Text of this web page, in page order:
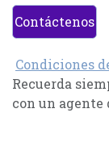
Contáctenos
Condiciones
Recuerda
con un agente